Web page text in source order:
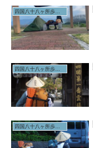
四国八十八ヶ所歩きお遍路